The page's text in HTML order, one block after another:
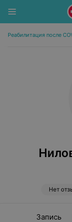
Реабилитация после
Нет
Запись